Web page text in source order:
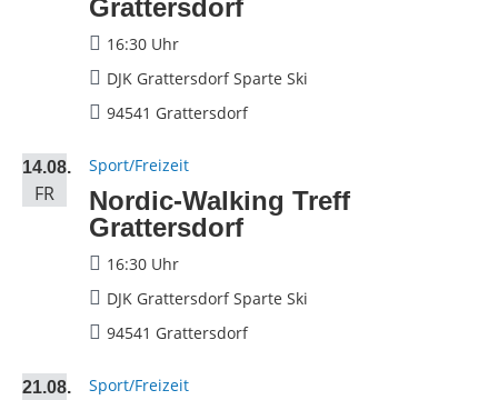
Grattersdorf
16:30 Uhr
DJK Grattersdorf Sparte Ski
94541 Grattersdorf
14.08.
FR
Sport/Freizeit
Nordic-Walking Treff
Grattersdorf
16:30 Uhr
DJK Grattersdorf Sparte Ski
94541 Grattersdorf
21.08. Sport/Freizeit